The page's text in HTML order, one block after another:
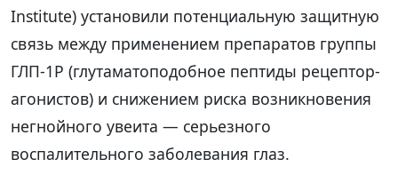
Institute) установили потенциальную защитную
связь между применением препаратов группы
ГЛП-1Р (глутаматоподобное пептиды рецептор-
агонистов) и снижением риска возникновения
негнойного увеита — серьезного
воспалительного заболевания глаз.